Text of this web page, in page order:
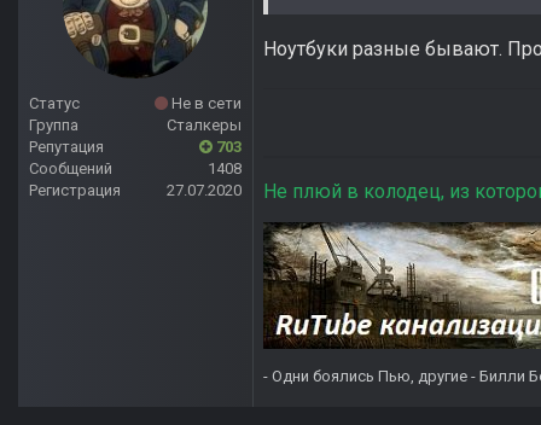
Статус
Не в сети
Группа
Сталкеры
Репутация
703
Сообщений
1408
Регистрация
27.07.2020
Ноутбуки разные бывают.
Не плюй в колодец, из
- Одни боялись Пью, другие - Билли